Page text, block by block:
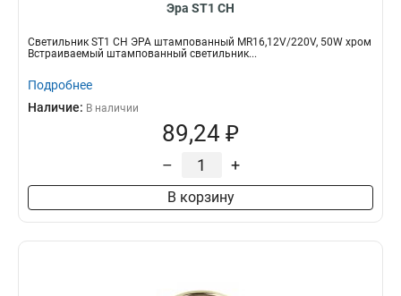
Эра ST1 CH
Светильник ST1 CH ЭРА штампованный MR16,12V/220V, 50W хром
Встраиваемый штампованный светильник...
Подробнее
Наличие: В наличии
89,24 ₽
– +
В корзину